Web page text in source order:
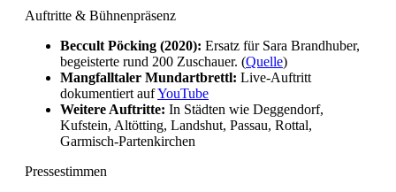
Auftritte & Bühnenpräsenz
Beccult Pöcking (2020): Ersatz für Sara Brandhuber,
begeisterte rund 200 Zuschauer. (Quelle)
Mangfalltaler Mundartbrettl: Live-Auftritt
dokumentiert aufYouTube
Weitere Auftritte: In Städten wie Deggendorf,
Kufstein, Altötting, Landshut, Passau, Rottal,
Garmisch-Partenkirchen
Pressestimmen